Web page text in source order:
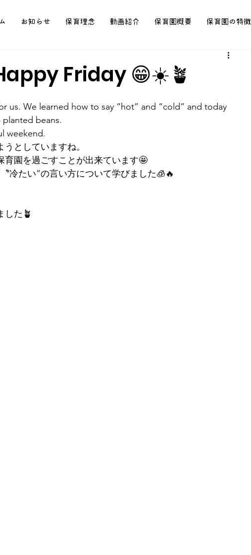
お知らせ 保育理念 動画紹介 保育園概要 保育園の特徴
Friday 😁☀️🪴
us. We learned how to say “hot” and “cold” and today
beans.
weekend.
としていますね。
育園を過ごすことが出来ています🤩
冷たい”の言い方について学びました🧊🔥
した🪴